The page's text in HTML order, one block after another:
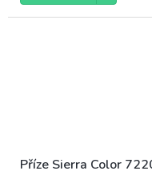
Příze Sierra Color